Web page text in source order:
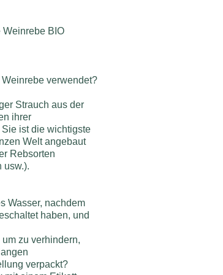
Weinrebe BIO
verwendet?
Strauch aus der
ihrer
ist die wichtigste
Welt angebaut
Rebsorten
usw.).
Wasser, nachdem
haben, und
zu verhindern,
verpackt?